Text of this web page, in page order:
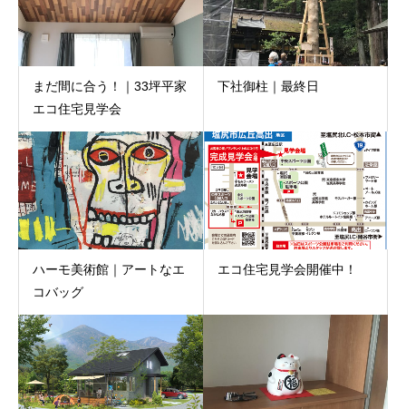
まだ間に合う！｜33坪平家
エコ住宅見学会
下社御柱｜最終日
ハーモ美術館｜アートなエ
コバッグ
エコ住宅見学会開催中！